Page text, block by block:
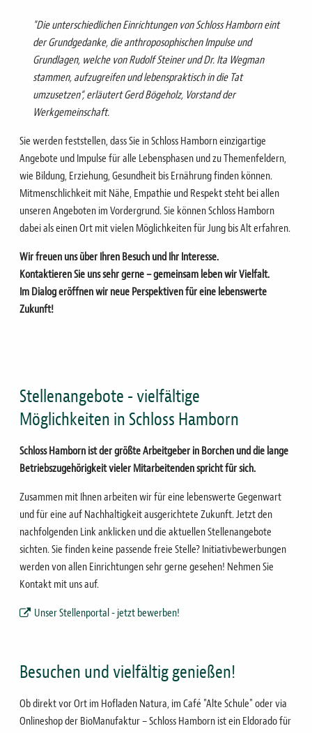
"Die unterschiedlichen Einrichtungen von Schloss Hamborn eint
der Grundgedanke, die anthroposophischen Impulse und
Grundlagen, welche von Rudolf Steiner und Dr. Ita Wegman
stammen, aufzugreifen und lebenspraktisch in die Tat
umzusetzen“,erläutert Gerd Bögeholz, Vorstand der
Werkgemeinschaft.
Sie werden feststellen, dass Sie in Schloss Hamborn einzigartige
Angebote und Impulse für alle Lebensphasen und zu Themenfeldern,
wie Bildung, Erziehung, Gesundheit bis Ernährung finden können.
Mitmenschlichkeit mit Nähe, Empathie und Respekt steht bei allen
unseren Angeboten im Vordergrund. Sie können Schloss Hamborn
dabei als einen Ort mit vielen Möglichkeiten für Jung bis Alt erfahren.
Wir freuen uns über Ihren Besuch und Ihr Interesse.
Kontaktieren Sie uns sehr gerne – gemeinsam leben wir Vielfalt.
Im Dialog eröffnen wir neue Perspektiven für eine lebenswerte
Zukunft!
Stellenangebote - vielfältige
Möglichkeiten in Schloss Hamborn
Schloss Hamborn ist der größte Arbeitgeber in Borchen und die lange
Betriebszugehörigkeit vieler Mitarbeitenden spricht für sich.
Zusammen mit Ihnen arbeiten wir für eine lebenswerte Gegenwart
und für eine auf Nachhaltigkeit ausgerichtete Zukunft. Jetzt den
nachfolgenden Link anklicken und die aktuellen Stellenangebote
sichten. Sie finden keine passende freie Stelle? Initiativbewerbungen
werden von allen Einrichtungen sehr gerne gesehen! Nehmen Sie
Kontakt mit uns auf.
Unser Stellenportal - jetzt bewerben!
Besuchen und vielfältig genießen!
Ob direkt vor Ort im Hofladen Natura, im Café "Alte Schule" oder via
Onlineshop der BioManufaktur – Schloss Hamborn ist ein Eldorado für